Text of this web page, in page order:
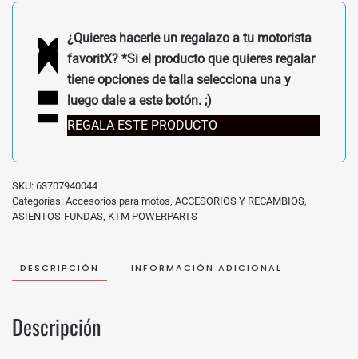
ADV
63707940044
cantidad
¿Quieres hacerle un regalazo a tu motorista
favoritX? *Si el producto que quieres regalar
tiene opciones de talla selecciona una y
luego dale a este botón. ;)
REGALA ESTE PRODUCTO
SKU: 63707940044
Categorías: Accesorios para motos, ACCESORIOS Y RECAMBIOS,
ASIENTOS-FUNDAS, KTM POWERPARTS
DESCRIPCIÓN INFORMACIÓN ADICIONAL
Descripción